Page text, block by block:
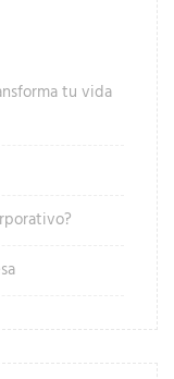
tu vida